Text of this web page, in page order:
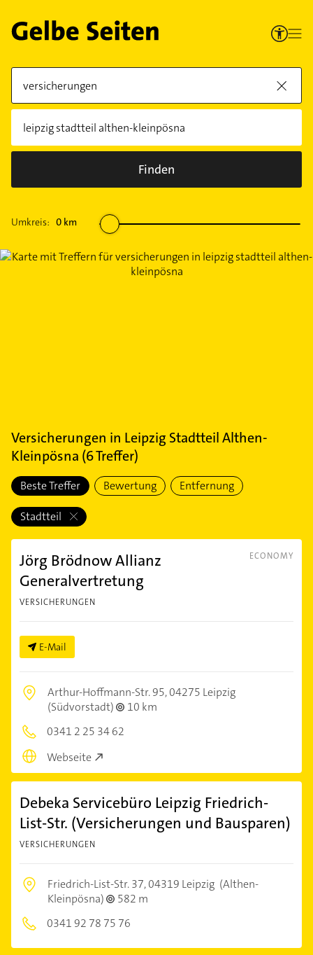
Finden
Umkreis: 0 km
Versicherungen in Leipzig Stadtteil Althen-
Kleinpösna (6Treffer)
Beste Treffer Bewertung Entfernung
Stadtteil
ECONOMY
Jörg Brödnow Allianz
Generalvertretung
VERSICHERUNGEN
E-Mail
Arthur-Hoffmann-Str. 95,04275 Leipzig
(Südvorstadt)
10 km
0341 2 25 34 62
Webseite
Debeka Servicebüro Leipzig Friedrich-
List-Str. (Versicherungen und Bausparen)
VERSICHERUNGEN
Friedrich-List-Str. 37,04319 Leipzig (Althen-
Kleinpösna)
582 m
0341 92 78 75 76